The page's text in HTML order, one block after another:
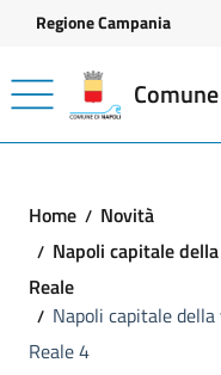
Vai ai contenuti
Vai al footer
Regione Campania
Home
Novità
Napoli capitale della
Reale
Napoli capitale della
Reale 4